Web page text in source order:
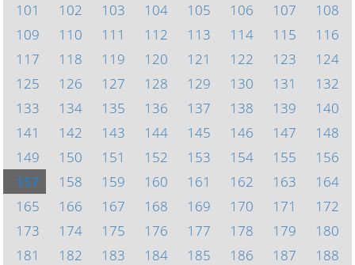
101
102 103 104 105 106 107
108
109
110 111 112 113 114 115
116
117
118 119 120 121 122 123
124
125
126 127 128 129 130 131
132
133
134 135 136 137 138 139
140
141
142 143 144 145 146 147
148
149
150 151 152 153 154 155
156
157
158 159 160 161 162 163
164
165
166 167 168 169 170 171
172
173
174 175 176 177 178 179
180
181
182 183 184 185 186 187
188